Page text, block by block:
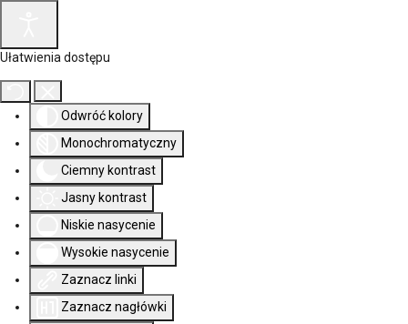
Ułatwienia dostępu
Odwróć kolory
Monochromatyczny
Ciemny kontrast
Jasny kontrast
Niskie nasycenie
Wysokie nasycenie
Zaznacz linki
Zaznacz nagłówki